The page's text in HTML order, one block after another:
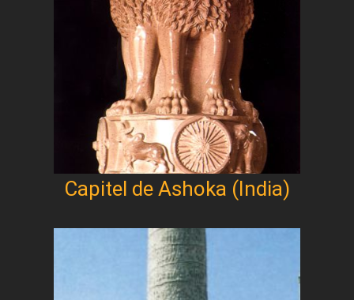
Capitel de Ashoka (India)